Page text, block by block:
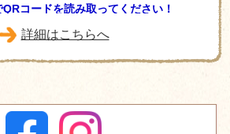
コードを読み取ってください！
詳細はこちらへ